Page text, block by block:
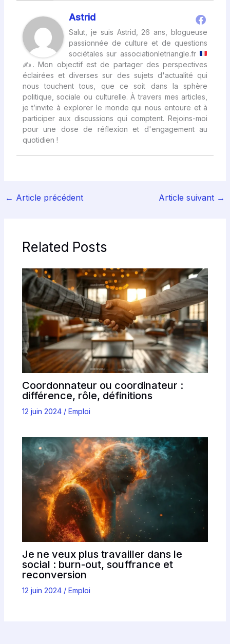
Astrid
Salut, je suis Astrid, 26 ans, blogueuse
passionnée de culture et de questions
sociétales sur associationletriangle.fr
✍ . Mon objectif est de partager des perspectives
éclairées et diverses sur des sujets d'actualité qui
nous touchent tous, que ce soit dans la sphère
politique, sociale ou culturelle. À travers mes articles,
je t’invite à explorer le monde qui nous entoure et à
participer aux discussions qui comptent. Rejoins-moi
pour une dose de réflexion et d'engagement au
quotidien !
← Article précédent Article suivant →
Related Posts
Coordonnateur ou coordinateur :
différence, rôle, définitions
12 juin 2024 / Emploi
Je ne veux plus travailler dans le
social : burn-out, souffrance et
reconversion
12 juin 2024 / Emploi